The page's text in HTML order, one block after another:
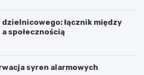
dzielnicowego: łącznik między
społecznością
syren alarmowych